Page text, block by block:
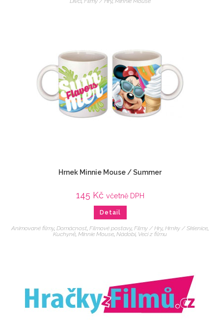
Hrnek Minnie Mouse / Summer
145 Kč včetně DPH
Detail
Animované filmy, Domácnost, Filmové postavy, Filmy / Hry, Hrnky / Sklenice,
Kuchyně, Minnie Mouse, Nádobí, Veci z filmu